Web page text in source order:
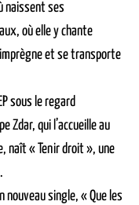
naissent ses
où elle y chante
et se transporte
sous le regard
Zdar, qui l’accueille au
naît « Tenir droit », une
nouveau single, « Que les